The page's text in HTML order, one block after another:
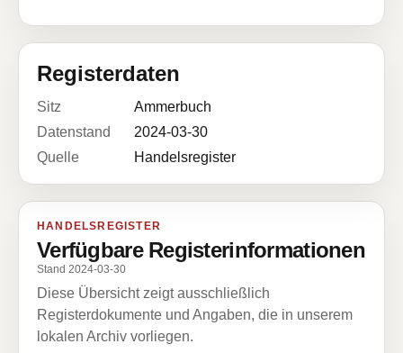
Registerdaten
Sitz
Ammerbuch
Datenstand
2024-03-30
Quelle
Handelsregister
HANDELSREGISTER
Verfügbare Registerinformationen
Stand 2024-03-30
Diese Übersicht zeigt ausschließlich
Registerdokumente und Angaben, die in unserem
lokalen Archiv vorliegen.